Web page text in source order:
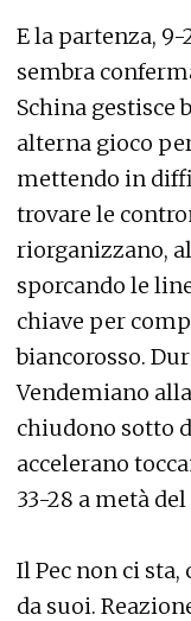
E la partenza,
sembra
Schina gestisce
alterna gioco
mettendo in
trovare le
riorganizzano,
sporcando le
chiave per
biancorosso.
Vendemiano
chiudono sotto
accelerano
33-28 a metà
Il Pec non ci
da suoi.